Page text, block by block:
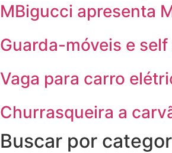
MBigucci apresenta
Guarda-móveis e
Vaga para carro
Churrasqueira a
Buscar por